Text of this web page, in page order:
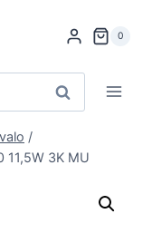
0
Haku
/
11,5W 3K MU